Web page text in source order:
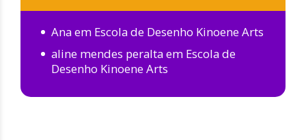
Anaem Escola de Desenho Kinoene Arts
aline mendes peraltaem Escola de
Desenho Kinoene Arts